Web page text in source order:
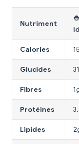
Nutriment
Calories
Glucides
Fibres
Protéines
Lipides